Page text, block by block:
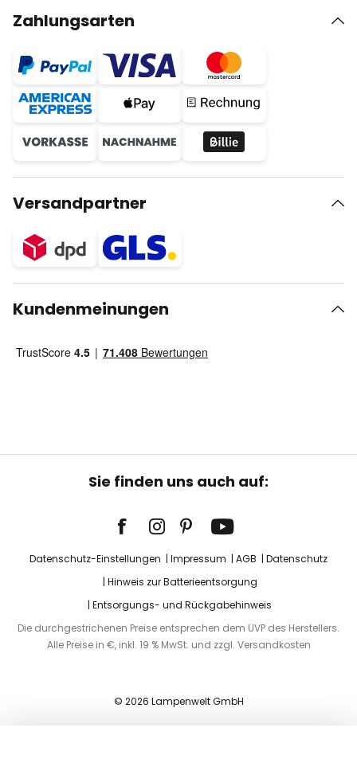
Zahlungsarten
Versandpartner
Kundenmeinungen
Sie finden uns auch auf:
Datenschutz-Einstellungen Impressum AGB
Datenschutz
Hinweis zur Batterieentsorgung
Entsorgungs- und Rückgabehinweis
Die durchgestrichenen Preise entsprechen dem UVP des Herstellers.
Alle Preise in €, inkl. 19 % MwSt. und zzgl. Versandkosten
© 2026 Lampenwelt GmbH